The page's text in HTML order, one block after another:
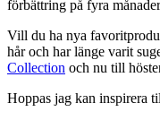
förbättring på fyra
Vill du ha nya
hår och har länge varit
Collection och nu till
Hoppas jag kan inspirera